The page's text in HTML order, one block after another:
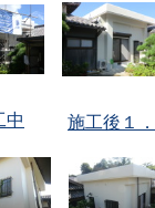
中 施工後１．